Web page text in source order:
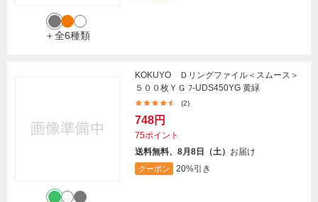
＋全6種類
KOKUYO Ｄリングファイル＜スムース＞
５００枚ＹＧ ﾌ-UDS450YG 黄緑
(2)
748円
75ポイント
送料無料、8月8日（土） お届け
クーポン 20%引き